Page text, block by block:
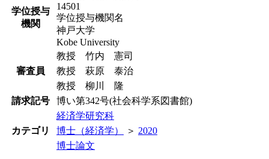
学位授与
機関
14501
学位授与機関名
神戸大学
Kobe University
審査員
教授 竹内 憲司
教授 萩原 泰治
教授 柳川 隆
請求記号
博い第342号(社会科学系図書館)
カテゴリ
経済学研究科
博士（経済学）
＞ 2020
博士論文